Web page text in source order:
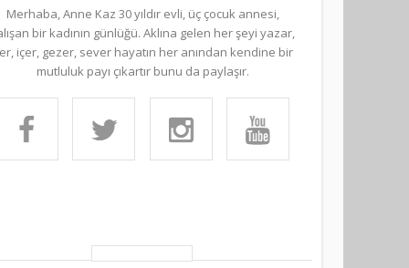
Merhaba, Anne Kaz 30 yıldır evli, üç çocuk annesi,
bir kadının günlüğü. Aklına gelen her şeyi yazar,
içer, gezer, sever hayatın her anından kendine bir
mutluluk payı çıkartır bunu da paylaşır.